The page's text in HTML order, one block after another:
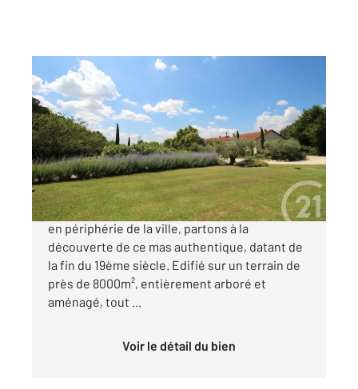
CAVAILLON 84
336 m2 , 12 pièces
Ref : 3007
Maison à vendre
985 000 €
CAVAILLON : Situé dans un secteur agricole et
en périphérie de la ville, partons à la
découverte de ce mas authentique, datant de
la fin du 19ème siècle. Edifié sur un terrain de
près de 8000m², entièrement arboré et
aménagé, tout ...
Voir le détail du bien